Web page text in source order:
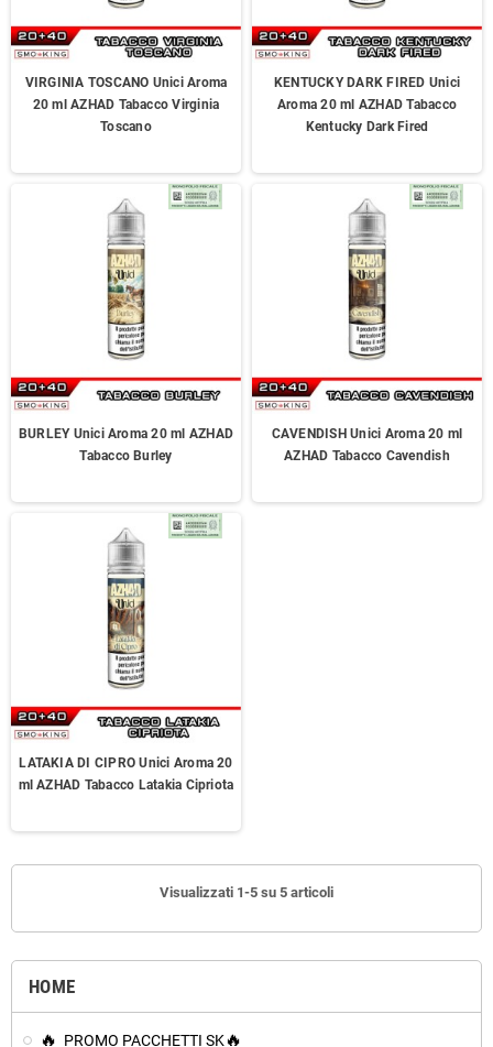
HOME
PROMO PACCHETTI SK
VIRGINIA TOSCANO Unici Aroma
20 ml AZHAD Tabacco Virginia
Toscano
KENTUCKY DARK FIRED Unici
Aroma 20 ml AZHAD Tabacco
Kentucky Dark Fired
BURLEY Unici Aroma 20 ml AZHAD
Tabacco Burley
CAVENDISH Unici Aroma 20 ml
AZHAD Tabacco Cavendish
LATAKIA DI CIPRO Unici Aroma 20
ml AZHAD Tabacco Latakia Cipriota
Visualizzati 1-5 su 5 articoli